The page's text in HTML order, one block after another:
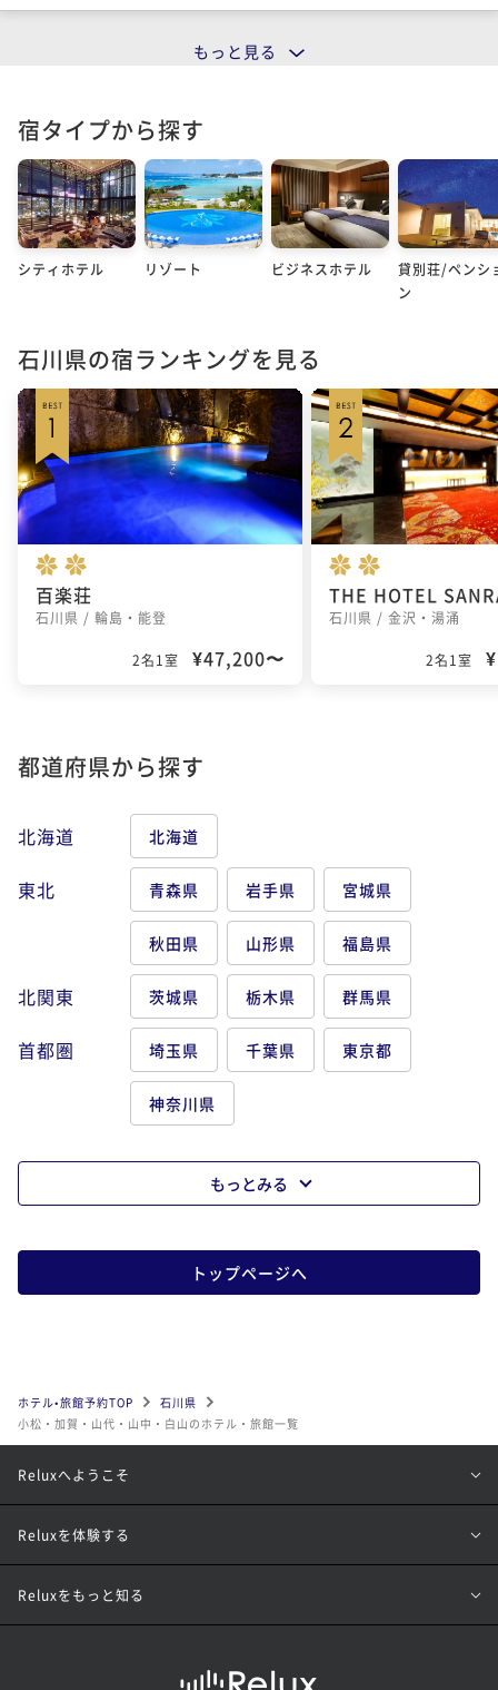
もっと見る
宿タイプから探す
シティホテル リゾート ビジネスホテル
貸別荘/ペンシ
ン
石川県の宿ランキングを見る
百楽荘
石川県 / 輪島・能登
2名1室 ¥47,200〜
石川県 / 金沢・湯涌
2名1室
都道府県から探す
北海道 北海道
東北 青森県 岩手県 宮城県
秋田県 山形県 福島県
北関東 茨城県 栃木県 群馬県
首都圏 埼玉県 千葉県 東京都
神奈川県
もっとみる
トップページへ
ホテル•旅館予約TOP
石川県
小松・加賀・山代・山中・白山のホテル・旅館一覧
Reluxへようこそ
Reluxを体験する
Reluxをもっと知る